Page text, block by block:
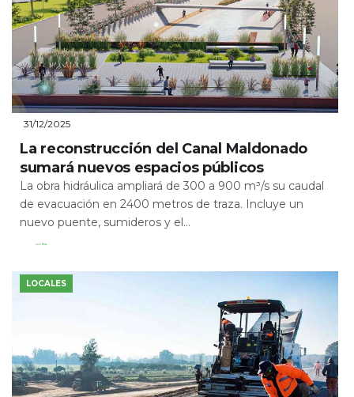
31/12/2025
La reconstrucción del Canal Maldonado
sumará nuevos espacios públicos
La obra hidráulica ampliará de 300 a 900 m³/s su caudal
de evacuación en 2400 metros de traza. Incluye un
nuevo puente, sumideros y el...
Leer Más
LOCALES